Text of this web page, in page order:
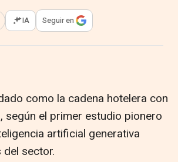
opciones para compartir
IA Seguir en
como la cadena hotelera con
según el primer estudio pionero
artificial generativa
sector.